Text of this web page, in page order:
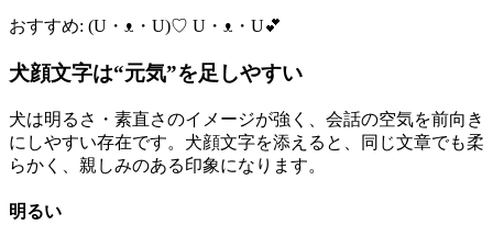
おすすめ: (U・ᴥ・U)♡ U・ᴥ・U💕
犬顔文字は“元気”を足しやすい
犬は明るさ・素直さのイメージが強く、会話の空気を前向き
にしやすい存在です。犬顔文字を添えると、同じ文章でも柔
らかく、親しみのある印象になります。
明るい